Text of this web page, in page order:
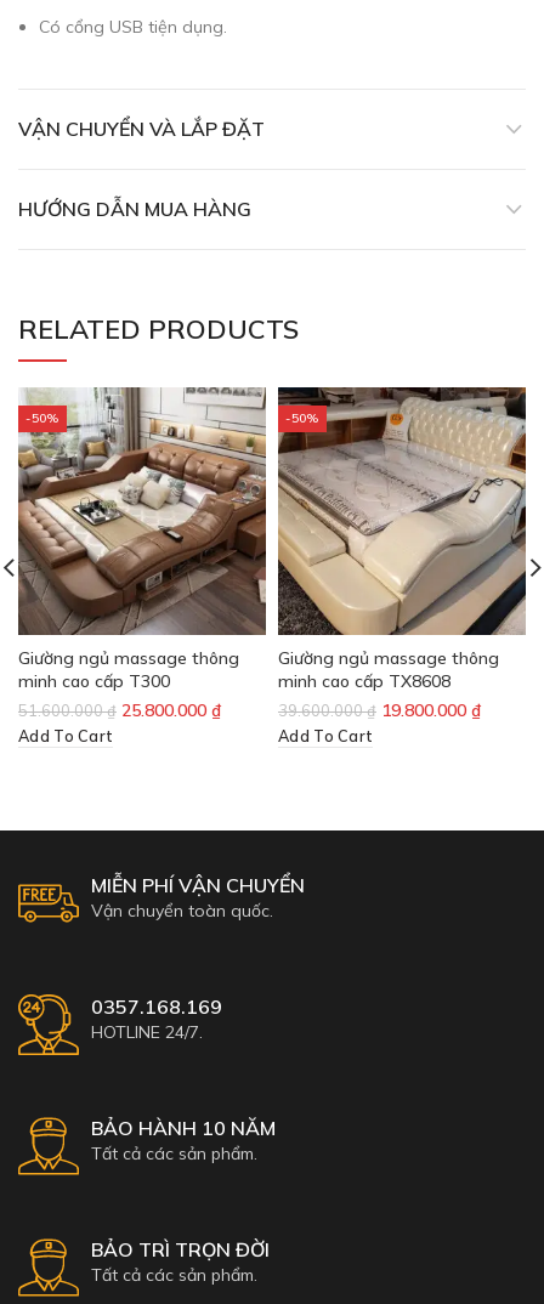
Có cổng USB tiện dụng.
VẬN CHUYỂN VÀ LẮP ĐẶT
HƯỚNG DẪN MUA HÀNG
RELATED PRODUCTS
-50%
Giường ngủ massage thông
minh cao cấp T300
51.600.000₫ 25.800.000 ₫
Add To Cart
-50%
Giường ngủ massage thông
minh cao cấp TX8608
39.600.000₫ 19.800.000 ₫
Add To Cart
MIỄN PHÍ VẬN CHUYỂN
Vận chuyển toàn quốc.
0357.168.169
HOTLINE 24/7.
BẢO HÀNH 10 NĂM
Tất cả các sản phẩm.
BẢO TRÌ TRỌN ĐỜI
Tất cả các sản phẩm.